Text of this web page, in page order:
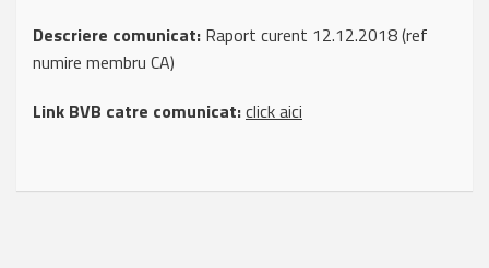
Descriere comunicat: Raport curent 12.12.2018 (ref
numire membru CA)
Link BVB catre comunicat:click aici